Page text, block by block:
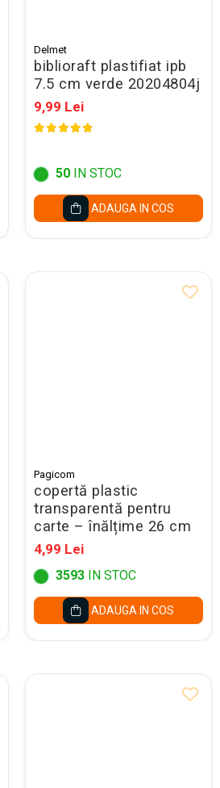
Delmet
biblioraft plastifiat ipb
7.5 cm verde 20204804j
9,99 Lei
50 IN STOC
ADAUGA IN COS
Pagicom
copertă plastic
transparentă pentru
carte – înălțime 26 cm
4,99 Lei
3593 IN STOC
ADAUGA IN COS